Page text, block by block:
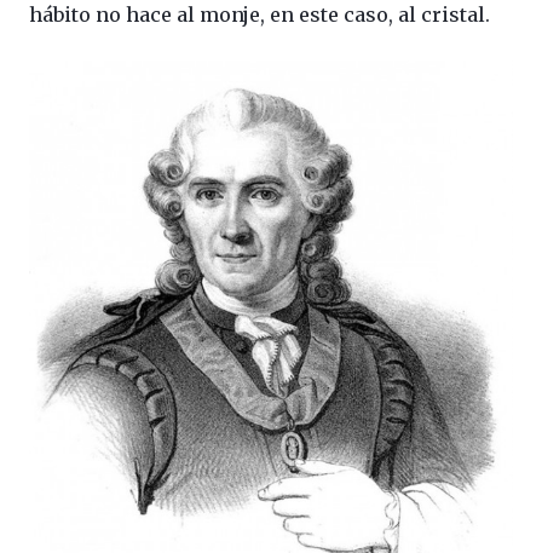
hábito no hace al monje, en este caso, al cristal.